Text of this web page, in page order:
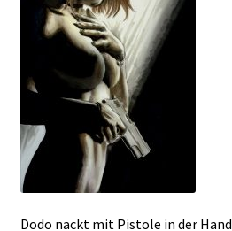
Dodo nackt mit Pistole in der Hand